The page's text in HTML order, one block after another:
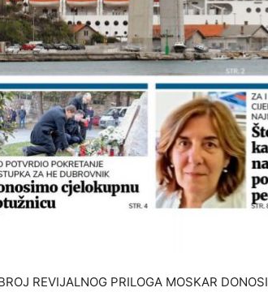
REVIJALNOG PRILOGA MOSKAR DONOSI